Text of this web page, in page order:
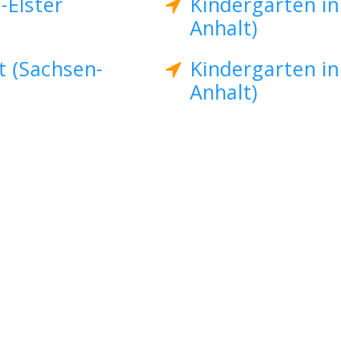
Anhalt)
Kindergarten
Anhalt)